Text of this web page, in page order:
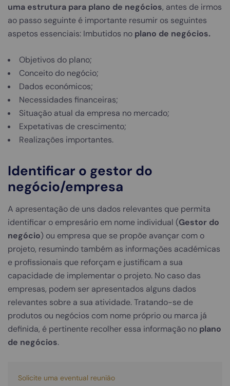
uma estrutura para plano de negócios, antes de irmos
ao passo seguinte é importante resumir os seguintes
aspetos essenciais: Imbutidos no plano de negócios.
Objetivos do plano;
Conceito do negócio;
Dados económicos;
Necessidades financeiras;
Situação atual da empresa no mercado;
Expetativas de crescimento;
Realizações importantes.
Identificar o gestor do
negócio/empresa
A apresentação de uns dados relevantes que permita
identificar o empresário em nome individual (Gestor do
negócio) ou empresa que se propõe avançar com o
projeto, resumindo também as informações académicas
e profissionais que reforçam e justificam a sua
capacidade de implementar o projeto. No caso das
empresas, podem ser apresentados alguns dados
relevantes sobre a sua atividade. Tratando-se de
produtos ou negócios com nome próprio ou marca já
definida, é pertinente recolher essa informação no plano
de negócios.
Solicite uma eventual reunião